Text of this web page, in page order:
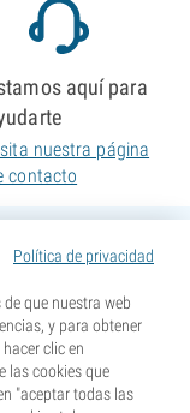
Política de privacidad
que nuestra web
y para obtener
clic en
las cookies que
"aceptar todas las
aquí para
nuestra página
contacto